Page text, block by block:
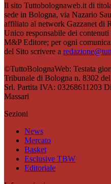
Il sito Tuttobolognaweb.it di
sede in Bologna, via Nazario
affiliato al network Gazzanet di
Unico responsabile dei
M&P Editore; per ogni
del Sito scrivere a
©TuttoBolognaWeb: Testata
Tribunale di Bologna n. 8302
Srl. Partita IVA: 03268611203
Massari
Sezioni
News
Mercato
Basket
Esclusive TBW
Editoriale